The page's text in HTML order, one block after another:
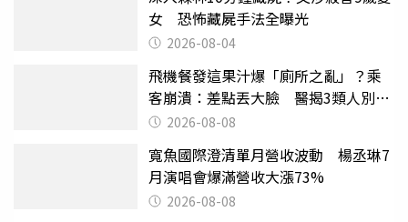
女 恐怖藏屍手法全曝光
2026-08-04
飛機餐發這果汁爆「廁所之亂」？乘
客崩潰：差點丟大臉 醫揭3類人別亂
喝 2026-08-08
寬魚國際澄清單月營收波動 楊丞琳7
月演唱會爆滿營收大漲73%
2026-08-08